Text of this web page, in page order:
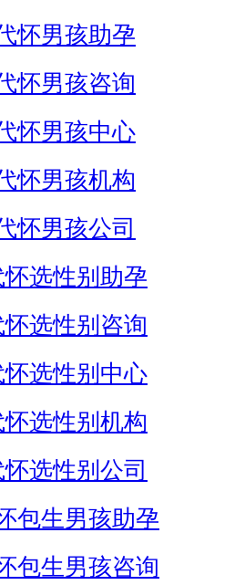
怀男孩助孕
怀男孩咨询
怀男孩中心
怀男孩机构
怀男孩公司
选性别助孕
选性别咨询
选性别中心
选性别机构
选性别公司
包生男孩助孕
包生男孩咨询